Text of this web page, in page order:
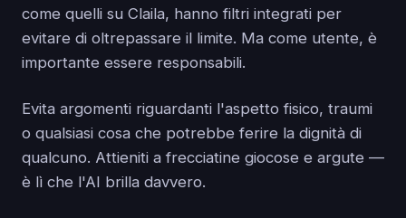
come quelli su Claila, hanno filtri integrati per
evitare di oltrepassare il limite. Ma come utente, è
importante essere responsabili.
Evita argomenti riguardanti l'aspetto fisico, traumi
o qualsiasi cosa che potrebbe ferire la dignità di
qualcuno. Attieniti a frecciatine giocose e argute —
è lì che l'AI brilla davvero.